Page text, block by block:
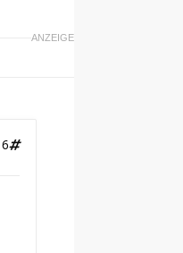
ANZEIGE
6